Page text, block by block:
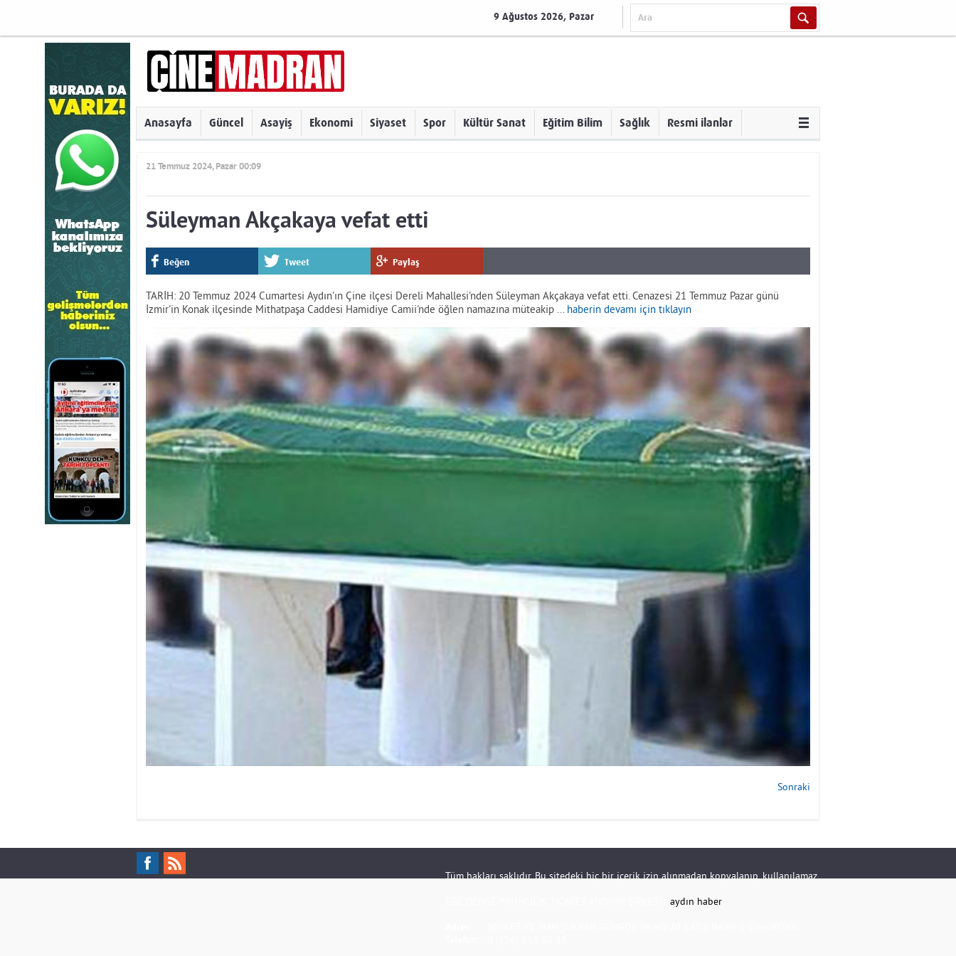
9 Ağustos 2026, Pazar
Anasayfa Güncel Asayiş Ekonomi Siyaset Spor Kültür Sanat Eğitim Bilim Sağlık Resmi ilanlar
21 Temmuz 2024, Pazar 00:09
Süleyman Akçakaya vefat etti
Beğen Tweet Paylaş
TARİH: 20 Temmuz 2024 Cumartesi Aydın'ın Çine ilçesi Dereli Mahallesi'nden Süleyman Akçakaya vefat etti. Cenazesi 21 Temmuz Pazar günü
İzmir'in Konak ilçesinde Mithatpaşa Caddesi Hamidiye Camii'nde öğlen namazına müteakip ... haberin devamı için tıklayın
Sonraki
Tüm hakları saklıdır. Bu sitedeki hiç bir içerik izin alınmadan kopyalanıp, kullanılamaz.
aydın haber